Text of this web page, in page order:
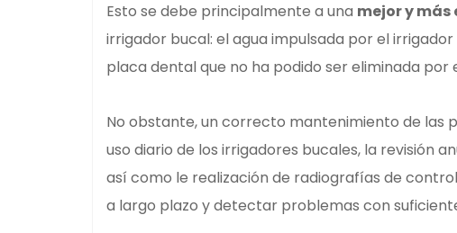
Esto se debe principalmente a una mejor y
irrigador bucal: el agua impulsada por el
placa dental que no ha podido ser eliminada
No obstante, un correcto mantenimiento de las
uso diario de los irrigadores bucales, la revisión
así como le realización de radiografías de
a largo plazo y detectar problemas con